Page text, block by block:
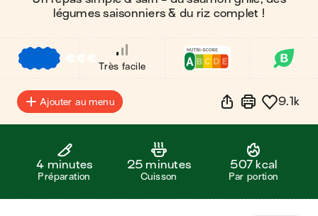
légumes saisonniers & du riz complet !
€€€
Très facile
Ajouter au menu 9.1k
4 minutes
Préparation
25 minutes
Cuisson
507 kcal
Par portion